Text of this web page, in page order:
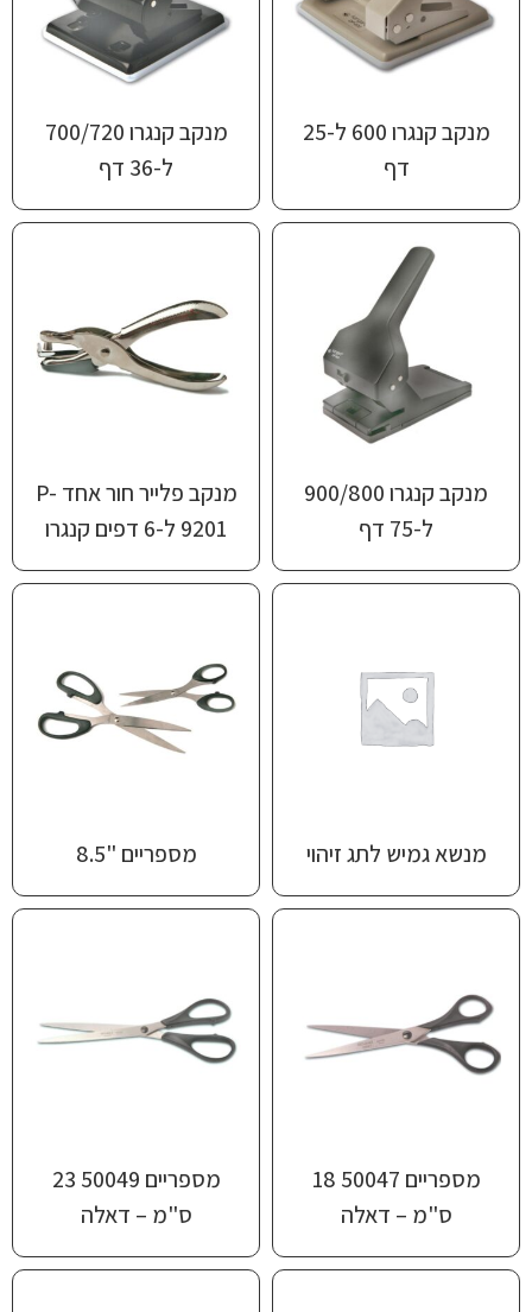
מנקב קנגרו 600 ל-25
דף
מנקב קנגרו 700/720
ל-36 דף
מנקב קנגרו 900/800
ל-75 דף
מנקב ‎פלייר חור אחד ‎P-
9201‏ ל-6 דפים קנגרו
מנשא גמיש לתג זיהוי מספריים "8.5
מספריים 50047 18
ס"מ – דאלה
מספריים 50049 23
ס"מ – דאלה